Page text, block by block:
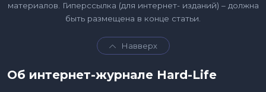
материалов. Гиперссылка (для интернет- изданий) – должна
быть размещена в конце статьи.
Навверх
Об интернет-журнале Hard-Life